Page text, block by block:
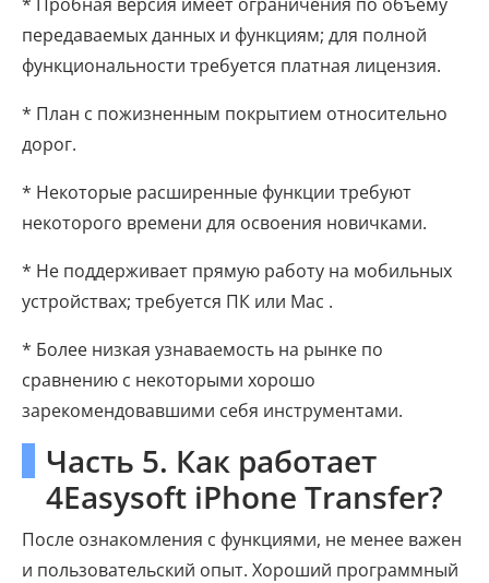
передаваемых данных и функциям; для полной
функциональности требуется платная лицензия.
* План с пожизненным покрытием относительно
дорог.
* Некоторые расширенные функции требуют
некоторого времени для освоения новичками.
* Не поддерживает прямую работу на мобильных
устройствах; требуется ПК или Mac .
* Более низкая узнаваемость на рынке по
сравнению с некоторыми хорошо
зарекомендовавшими себя инструментами.
Часть 5. Как работает
4Easysoft iPhone Transfer?
После ознакомления с функциями, не менее важен
и пользовательский опыт. Хороший программный